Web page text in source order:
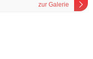
zur Galerie